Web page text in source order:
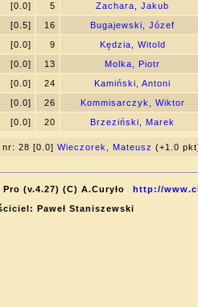
[0.0] 5
Zachara, Jakub
[0.5] 16
Bugajewski, Józef
[0.0] 9
Kędzia, Witold
[0.0] 13
Molka, Piotr
[0.0] 24
Kamiński, Antoni
[0.0] 26
Kommisarczyk, Wiktor
[0.0] 20 Brzeziński, Marek
nr: 28 [0.0] Wieczorek, Mateusz (+1.0
(v.4.27) (C) A.Curyło
http://
Paweł Staniszewski